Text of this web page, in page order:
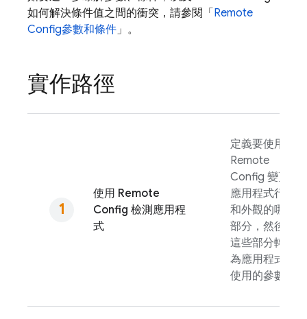
如何解決條件值之間的衝突，請參閱「 Remote
Config參數和條件」。
實作路徑
使用 Remote
Config 檢測應用程
式
定義要使用
Remote
Config 變更
應用程式行為
和外觀的哪些
部分，然後將
這些部分轉換
為應用程式中
使用的參數。